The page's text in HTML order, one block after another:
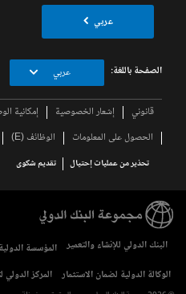
عربي
الصفحة باللغة: عربي
قانوني إشعار الخصوصية
إمكانية
الحصول على المعلومات
الوظائف (E)
تحذير من عمليات إحتيال تقديم شكوى
البنك الدولي للإنشاء والتعمير المؤسسة
الوكالة الدولية لضمان الاستثمار المركز